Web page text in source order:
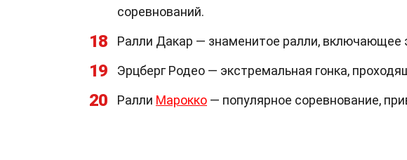
соревнований.
18 Ралли Дакар — знаменитое ралли, включающее
19 Эрцберг Родео — экстремальная гонка,
20 Ралли Марокко — популярное соревнование,